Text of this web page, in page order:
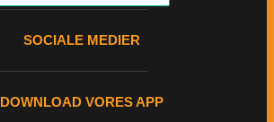
SOCIALE MEDIER
DOWNLOAD VORES APP